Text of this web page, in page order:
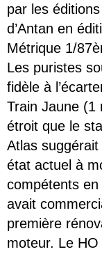
par les
d’Antan en
Métrique 1/
Les puristes
fidèle à
Train Jaune (1
étroit que le
Atlas
état actuel à
compétents en
avait
première
moteur. Le